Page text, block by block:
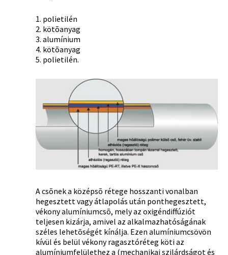
1. polietilén
2. kötõanyag
3. alumínium
4. kötõanyag
5. polietilén.
A csõnek a középsõ rétege hosszanti vonalban
hegesztett vagy átlapolás után ponthegesztett,
vékony alumíniumcsõ, mely az oxigéndiffúziót
teljesen kizárja, amivel az alkalmazhatóságának
széles lehetõségét kínálja. Ezen alumíniumcsövön
kívül és belül vékony ragasztóréteg köti az
alumíniumfelülethez a (mechanikai szilárdságot és